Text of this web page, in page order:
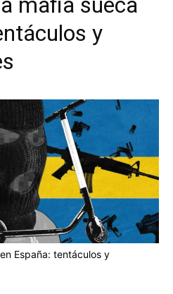
y
España: tentáculos y